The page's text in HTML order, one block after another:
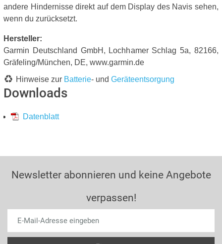
andere Hindernisse direkt auf dem Display des Navis sehen,
wenn du zurücksetzt.
Hersteller:
Garmin Deutschland GmbH, Lochhamer Schlag 5a, 82166,
Gräfeling/München, DE, www.garmin.de
Hinweise zur Batterie- und Geräteentsorgung
Downloads
Datenblatt
Newsletter abonnieren und keine Angebote
verpassen!